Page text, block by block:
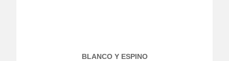
BLANCO Y ESPINO